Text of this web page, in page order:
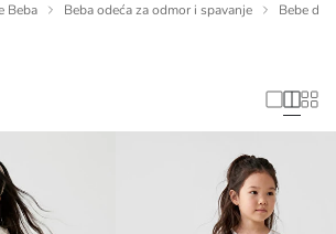
Beba Beba odeća za odmor i spavanje Bebe